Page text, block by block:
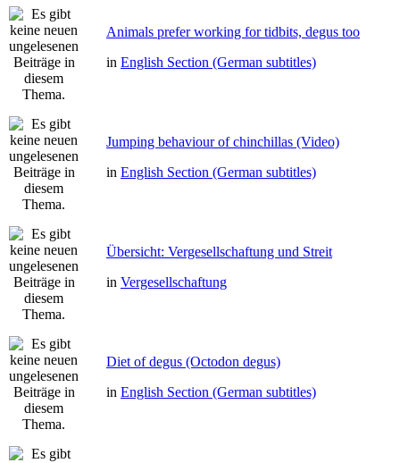
Animals prefer working for tidbits, degus too
in English Section (German subtitles)
Jumping behaviour of chinchillas (Video)
in English Section (German subtitles)
Übersicht: Vergesellschaftung und Streit
in Vergesellschaftung
Diet of degus (Octodon degus)
in English Section (German subtitles)